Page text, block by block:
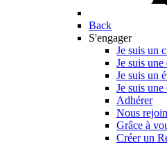
Back
S'engager
Je suis un
Je suis une
Je suis un
Je suis
Adhérer
Nous
Grâce à
Créer un